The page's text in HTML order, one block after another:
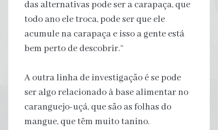
das alternativas pode ser a carapaça, que
todo ano ele troca, pode ser que ele
acumule na carapaça e isso a gente está
bem perto de descobrir.”
A outra linha de investigação é se pode
ser algo relacionado à base alimentar no
caranguejo-uçá, que são as folhas do
mangue, que têm muito tanino.